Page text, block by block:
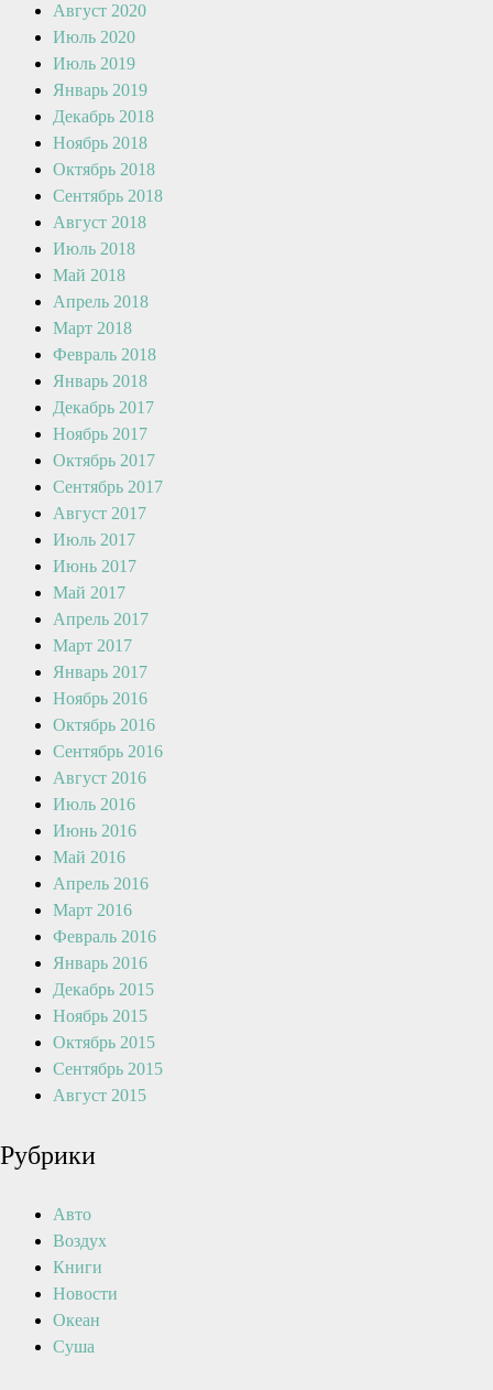
Август 2020
Июль 2020
Июль 2019
Январь 2019
Декабрь 2018
Ноябрь 2018
Октябрь 2018
Сентябрь 2018
Август 2018
Июль 2018
Май 2018
Апрель 2018
Март 2018
Февраль 2018
Январь 2018
Декабрь 2017
Ноябрь 2017
Октябрь 2017
Сентябрь 2017
Август 2017
Июль 2017
Июнь 2017
Май 2017
Апрель 2017
Март 2017
Январь 2017
Ноябрь 2016
Октябрь 2016
Сентябрь 2016
Август 2016
Июль 2016
Июнь 2016
Май 2016
Апрель 2016
Март 2016
Февраль 2016
Январь 2016
Декабрь 2015
Ноябрь 2015
Октябрь 2015
Сентябрь 2015
Август 2015
Рубрики
Авто
Воздух
Книги
Новости
Океан
Суша